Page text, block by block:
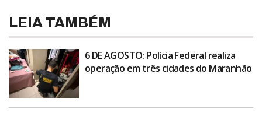
LEIA TAMBÉM
6 DE AGOSTO: Polícia Federal realiza
operação em três cidades do Maranhão